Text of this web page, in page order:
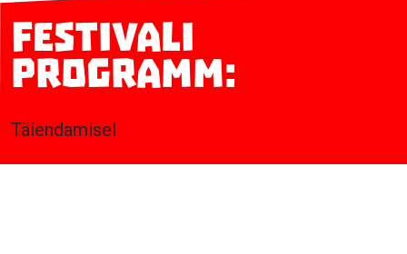
Festivali
programm:
Täiendamisel